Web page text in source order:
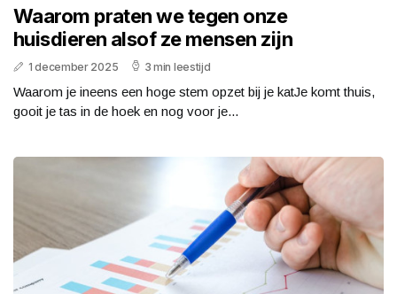
Waarom praten we tegen onze
huisdieren alsof ze mensen zijn
1 december 2025 3 min leestijd
Waarom je ineens een hoge stem opzet bij je katJe komt thuis,
gooit je tas in de hoek en nog voor je...